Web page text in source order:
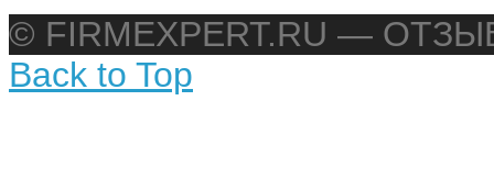
© FIRMEXPERT.RU —
Back to Top